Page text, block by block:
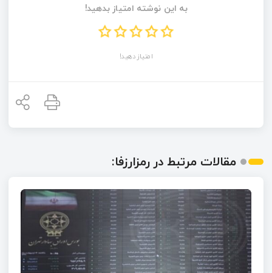
به این نوشته امتیاز بدهید!
امتیاز دهید!
مقالات مرتبط در رمزارزفا: